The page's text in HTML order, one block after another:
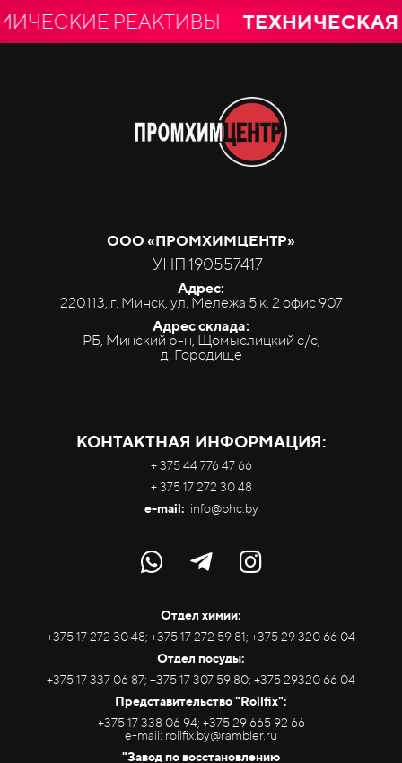
РЕАКТИВЫТЕХНИЧЕСКАЯ И
ООО «ПРОМХИМЦЕНТР»
УНП 190557417
Адрес:
220113, г. Минск, ул. Мележа 5 к. 2 офис 907
Адрес склада:
РБ, Минский р-н, Щомыслицкий с/с,
д. Городище
КОНТАКТНАЯ ИНФОРМАЦИЯ:
+ 375 44 776 47 66
+ 375 17 272 30 48
e-mail: info@phc.by
Отдел химии:
+375 17 272 30 48; +375 17 272 59 81; +375 29 320 66 04
Отдел посуды:
+375 17 337 06 87; +375 17 307 59 80; +375 29320 66 04
Представительство "Rollfix":
+375 17 338 06 94; +375 29 665 92 66
e-mail: rollfix.by@rambler.ru
"Завод по восстановлению